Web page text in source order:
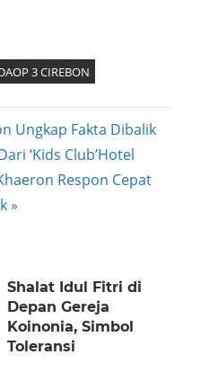
3 CIREBON
Ungkap Fakta Dibalik
‘Kids Club’Hotel
Respon Cepat
Shalat Idul Fitri di
Depan Gereja
Koinonia, Simbol
Toleransi